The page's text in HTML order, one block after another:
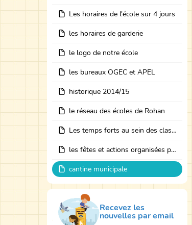
Les horaires de l'école sur 4 jours
les horaires de garderie
le logo de notre école
les bureaux OGEC et APEL
historique 2014/15
le réseau des écoles de Rohan
Les temps forts au sein des classes avec des intervenants
les fêtes et actions organisées par les bureaux
cantine municipale
Recevez les
nouvelles par email